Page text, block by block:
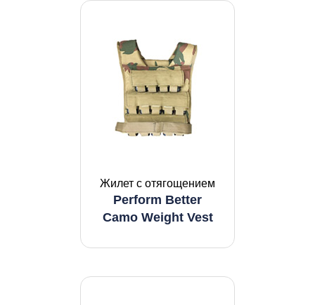
Жилет с отягощением
Perform Better
Camo Weight Vest